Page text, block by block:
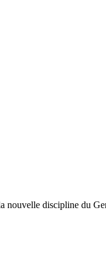
nouvelle discipline du